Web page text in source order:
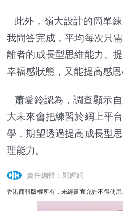
此外，嶺大設計的簡單
我問答完成，平均每次只
離者的成長型思維能力、
幸福感狀態，又能提高感恩
蕭愛鈴認為，調查顯示
大未來會把練習於網上平
學，期望透過提高成長型
理能力。
責任編輯：鄭嬋娟
香港商報版權所有，未經書面允許不得使用